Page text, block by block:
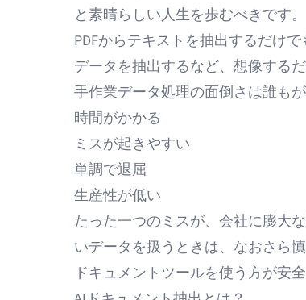
と素晴らしい人生を歩むべきです。
PDFからテキストを抽出するだけで
データを抽出するなど、想像する
手作業データ処理の面倒さは誰も
時間がかかる
ミスが起きやすい
単調で退屈
生産性が低い
たった一つのミスが、会社に膨大
いデータを扱うときは、なおさら
ドキュメントツールを使う方が安